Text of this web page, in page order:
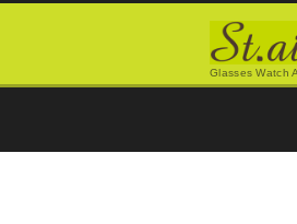
Glasses Watch